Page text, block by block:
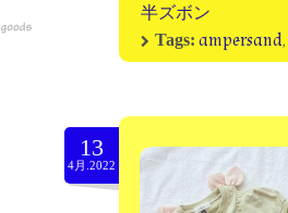
半ズボン
Tags: ampersand,
13
4月.2022